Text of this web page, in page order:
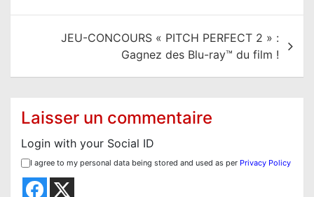
d
JEU-CONCOURS « PITCH PERFECT 2 » :
Gagnez des Blu-ray™ du film !
Laisser un commentaire
Login with your Social ID
I agree to my personal data being stored and used as per Privacy Policy